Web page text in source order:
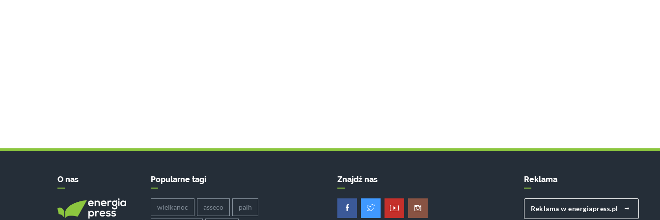
O nas Popularne tagi
wielkanoc asseco paih
Znajdź nas Reklama
Reklama w energiapress.pl